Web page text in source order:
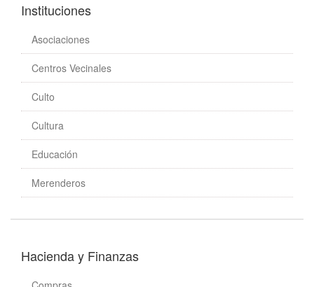
Instituciones
Asociaciones
Centros Vecinales
Culto
Cultura
Educación
Merenderos
Hacienda y Finanzas